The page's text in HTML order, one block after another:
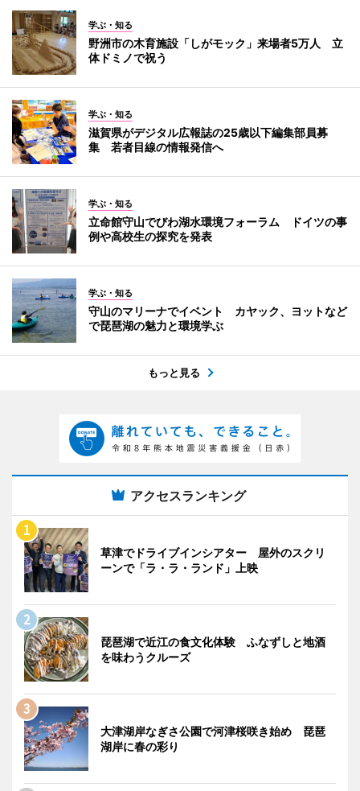
学ぶ・知る
野洲市の木育施設「しがモック」来場者5万人 立
体ドミノで祝う
学ぶ・知る
滋賀県がデジタル広報誌の25歳以下編集部員募
集 若者目線の情報発信へ
学ぶ・知る
立命館守山でびわ湖水環境フォーラム ドイツの事
例や高校生の探究を発表
学ぶ・知る
守山のマリーナでイベント カヤック、ヨットなど
で琵琶湖の魅力と環境学ぶ
もっと見る
アクセスランキング
草津でドライブインシアター 屋外のスクリ
ーンで「ラ・ラ・ランド」上映
琵琶湖で近江の食文化体験 ふなずしと地酒
を味わうクルーズ
大津湖岸なぎさ公園で河津桜咲き始め 琵琶
湖岸に春の彩り